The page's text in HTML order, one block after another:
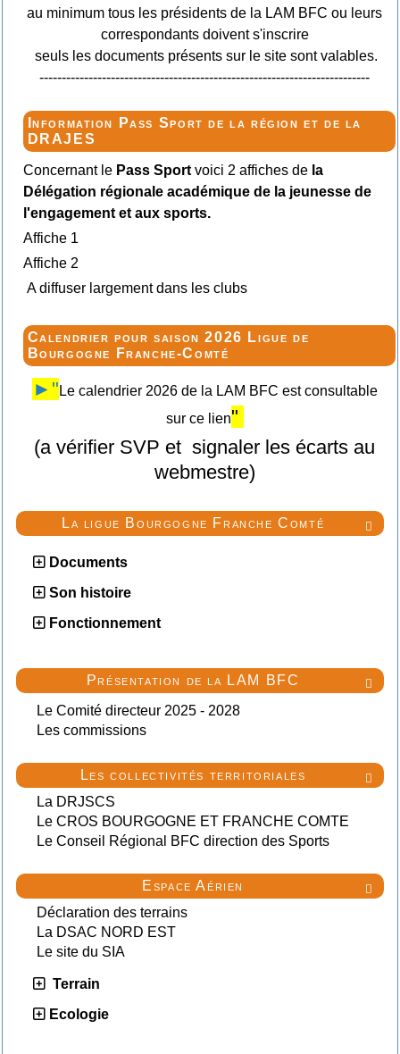

La ligue Bourgogne Franche Comté
Documents
Son histoire
Fonctionnement

Présentation de la LAM BFC
Le Comité directeur 2025 - 2028
Les commissions

Les collectivités territoriales
La DRJSCS
Le CROS BOURGOGNE ET FRANCHE COMTE
Le Conseil Régional BFC direction des Sports

Espace Aérien
Déclaration des terrains
La DSAC NORD EST
Le site du SIA
Terrain
Ecologie
au minimum tous les présidents de la LAM BFC ou leurs
correspondants doivent s'inscrire
seuls les documents présents sur le site sont valables.
--------------------------------------------------------------------------
Information Pass Sport de la région et de la
DRAJES
Concernant lePass Sportvoici 2 affiches dela
Délégation régionale académique de la jeunesse de
l'engagement et aux sports.
Affiche 1
Affiche 2
A diffuser largement dans les clubs
Calendrier pour saison 2026 Ligue de
Bourgogne Franche-Comté
►" Le calendrier 2026 de la LAM BFC est consultable
sur ce lien"
(a vérifier SVP et signaler les écarts au
webmestre)